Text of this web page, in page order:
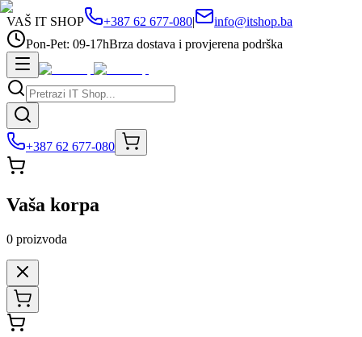
VAŠ IT SHOP +387 62 677-080|
info@itshop.ba
Pon-Pet: 09-17hBrza dostava i provjerena podrška
+387 62 677-080
Vaša korpa
0 proizvoda